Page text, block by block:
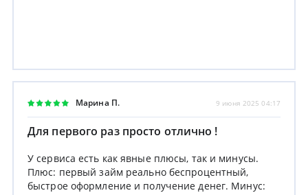
Марина П. 9 июня 2025 04:17
Для первого раз просто отлично !
У сервиса есть как явные плюсы, так и минусы.
Плюс: первый займ реально беспроцентный,
быстрое оформление и получение денег. Минус: